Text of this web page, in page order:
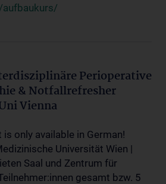
Perioperative
& Notfallrefresher
Vienna
is only available in German!
Universität Wien |
Saal und Zentrum für
gesamt bzw. 5